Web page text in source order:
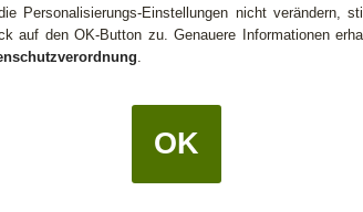
und da wird behauptet, dass man uns Männer leicht
nicht zu. Ich bin mir zu schade für Abenteuer und
Personalisierungs-Einstellungen nicht verändern,
auf den OK-Button zu. Genauere Informationen
OK